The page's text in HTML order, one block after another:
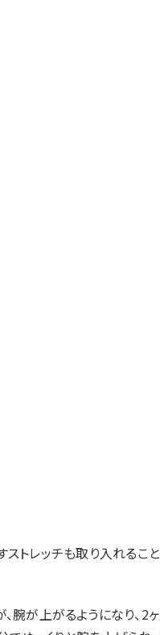
トレッチも取り入れるこ
腕が上がるようになり、2